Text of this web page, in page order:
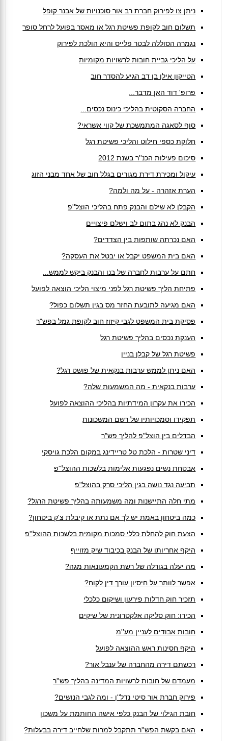
ניתן צו לפירוק חברת רב אור סוכנויות של אבנר קופל
תשלום חוב לקופת פשיטת רגל או מאסר בפועל לרחל סופר
נגמרה הסוללה לבטר פלייס והיא הולכת לפירוק
על הליכי גביית חובות לרשויות מקומיות
הטייקון אילן בן דב הגיע להסדר חוב
פרופ' דוד האן מדבר...
החברה הסקוטית בהליכי כינוס נכסים...
סוף לסאגה המתמשכת של קווי אשראי?
חלוקת כספי חילוט והליכי פשיטת רגל
סיכום פעילות הכנ''ר בשנת 2012
עיקול ומכירת דירת מגורים בגלל חוב של אחד מבני הזוג
הערת אזהרה - על מה ולמה?
הקבלן לא שילם והבנק פתח בהליכי הוצל''פ
הבנק לא נהג בתום לב וישלם פיצויים
האם נכרתה שותפות בין הצדדים?
האם בית המשפט יקבל או יבטל את העסקה?
חתם על ערבות לחברה של בנו והבנק ביקש לממש...
פתיחת הליך פשיטת רגל לפני מיצוי הליכי הוצאה לפועל
האם מגיעה לתובעת החזר מס בגין תשלום כפול?
פסיקת בית המשפט לגבי קיזוז חוב לקופת גמל בפש"ר
הענקת נכסים בהליך פשיטת רגל
פשיטת רגל של קבלן בניין
האם ניתן לממש ערבות בנקאית של פושט רגל?
ערבות בנקאית - מה המשמעות שלה?
הכירו את עקרון המידתיות בהליכי ההוצאה לפועל
תפקידו וסמכויותיו של רשם המשכונות
הבדלים בין הוצל"פ להליך פש"ר
דיני שטרות - הלכת טל טריידינג במקום הלכת גויסקי
אבטחת נשים נפגעות אלימות בלשכות ההוצל''פ
תביעה נגד נושה בגין הליכי סרק בהוצל"פ
מתי חלה התיישנות ומה משמעותה בהליך פשיטת הרגל?
כמה ביטחון באמת יש לך אם נתת או קיבלת צ'ק ביטחון?
הצעת חוק להחלת כללי סמכות מקומית בלשכות ההוצל''פ
היקף אחריותו של הבנק בכיבוד שיק מזוייף
מה יעלה בגורלה של רשת הקמעונאות מגה?
אפשר לוותר על חיסיון עורך דין לקוח?
תזכיר חוק חדלות פירעון ושיקום כלכלי
הכירו: חוק סליקה אלקטרונית של שיקים
חובות אבודים לעניין מע''מ
היקף חסינות ראש ההוצאה לפועל
רכשתם דירה מהחברה של ענבל אור?
מעמדם של חובות לרשויות המדינה בהליך פש''ר
פירוק חברת אור סיטי נדל''ן - ומה לגבי הנושים?
חובת הגילוי של הבנק כלפי אישה החותמת על משכון
האם בקשת הפש''ר תתקבל למרות שלחייב דירה בבעלות?